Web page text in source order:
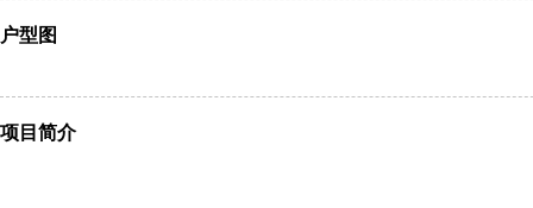
户型图
项目简介